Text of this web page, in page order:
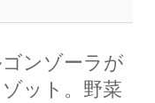
ンゾーラが
ット。野菜